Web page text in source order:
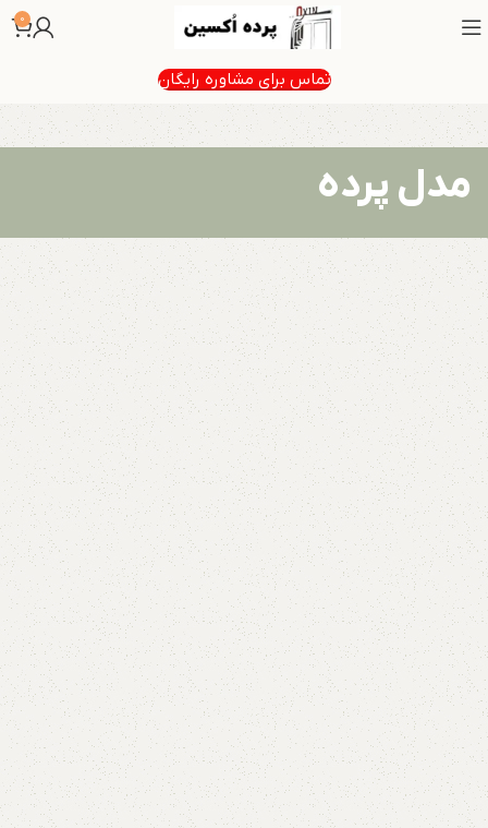
0
تماس برای مشاوره رایگان
مدل پرده